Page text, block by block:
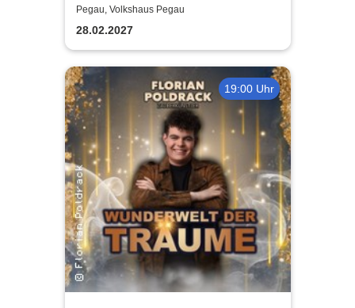
präsentiert von AMuThea
Pegau, Volkshaus Pegau
28.02.2027
19:00 Uhr